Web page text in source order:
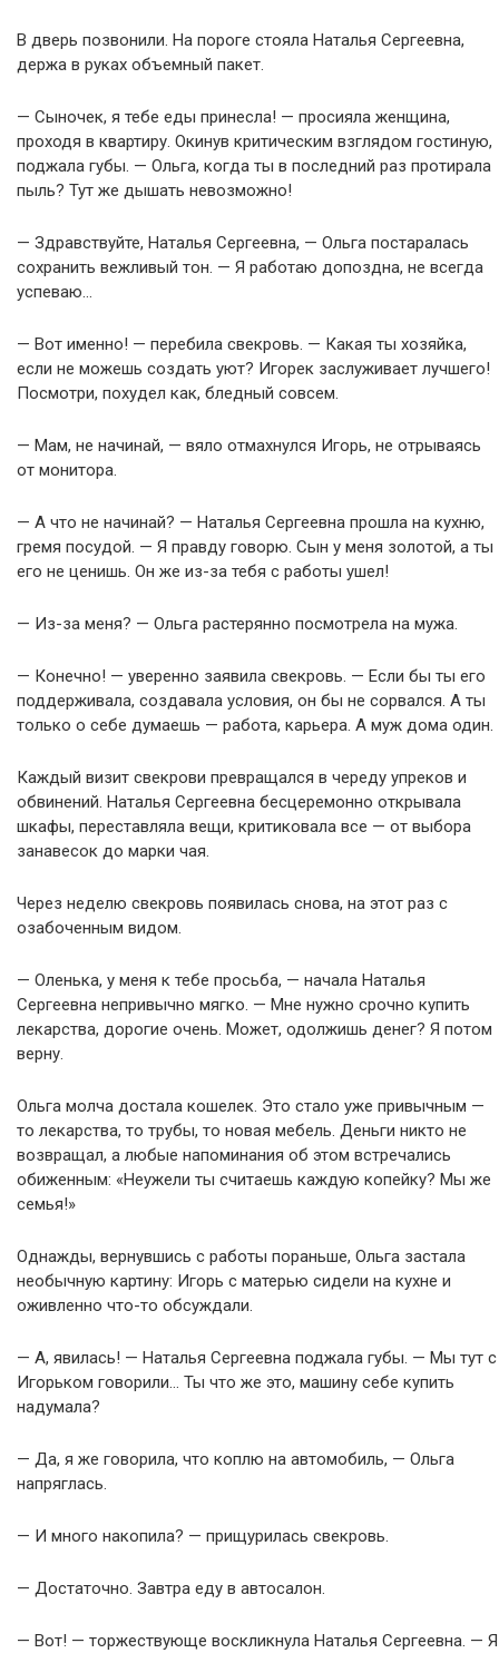
В дверь позвонили. На пороге стояла Наталья Сергеевна,
держа в руках объемный пакет.
— Сыночек, я тебе еды принесла! — просияла женщина,
проходя в квартиру. Окинув критическим взглядом гостиную,
поджала губы. — Ольга, когда ты в последний раз протирала
пыль? Тут же дышать невозможно!
— Здравствуйте, Наталья Сергеевна, — Ольга постаралась
сохранить вежливый тон. — Я работаю допоздна, не всегда
успеваю…
— Вот именно! — перебила свекровь. — Какая ты хозяйка,
если не можешь создать уют? Игорек заслуживает лучшего!
Посмотри, похудел как, бледный совсем.
— Мам, не начинай, — вяло отмахнулся Игорь, не отрываясь
от монитора.
— А что не начинай? — Наталья Сергеевна прошла на кухню,
гремя посудой. — Я правду говорю. Сын у меня золотой, а ты
его не ценишь. Он же из-за тебя с работы ушел!
— Из-за меня? — Ольга растерянно посмотрела на мужа.
— Конечно! — уверенно заявила свекровь. — Если бы ты его
поддерживала, создавала условия, он бы не сорвался. А ты
только о себе думаешь — работа, карьера. А муж дома один.
Каждый визит свекрови превращался в череду упреков и
обвинений. Наталья Сергеевна бесцеремонно открывала
шкафы, переставляла вещи, критиковала все — от выбора
занавесок до марки чая.
Через неделю свекровь появилась снова, на этот раз с
озабоченным видом.
— Оленька, у меня к тебе просьба, — начала Наталья
Сергеевна непривычно мягко. — Мне нужно срочно купить
лекарства, дорогие очень. Может, одолжишь денег? Я потом
верну.
Ольга молча достала кошелек. Это стало уже привычным —
то лекарства, то трубы, то новая мебель. Деньги никто не
возвращал, а любые напоминания об этом встречались
обиженным: «Неужели ты считаешь каждую копейку? Мы же
семья!»
Однажды, вернувшись с работы пораньше, Ольга застала
необычную картину: Игорь с матерью сидели на кухне и
оживленно что-то обсуждали.
— А, явилась! — Наталья Сергеевна поджала губы. — Мы тут с
Игорьком говорили… Ты что же это, машину себе купить
надумала?
— Да, я же говорила, что коплю на автомобиль, — Ольга
напряглась.
— И много накопила? — прищурилась свекровь.
— Достаточно. Завтра еду в автосалон.
— Вот! — торжествующе воскликнула Наталья Сергеевна. — Я